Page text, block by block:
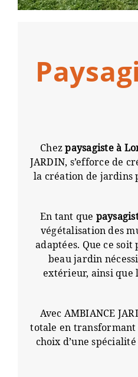
Chezpaysagiste à
JARDIN, s’efforce de
la création de jardins
En tant que
végétalisation des
adaptées. Que ce
beau jardin
extérieur, ainsi que
Avec AMBIANCE
totale en
choix d’une